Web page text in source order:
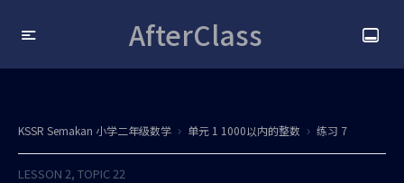
AfterClass
KSSR Semakan 小学二年级数学 单元 1 1000以内的整数 练习 7
LESSON 2, TOPIC 22